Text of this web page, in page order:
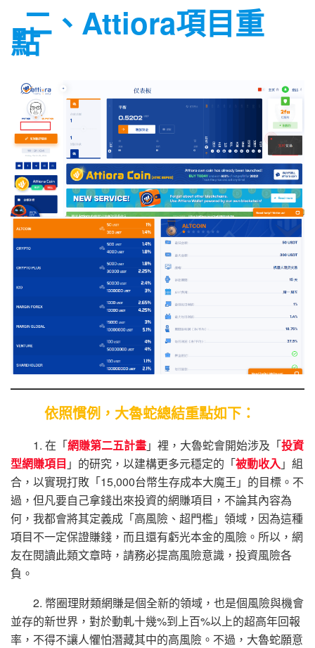
二、Attiora項目重
點
依照慣例，大魯蛇總結重點如下：
1. 在「網賺第二五計畫」裡，大魯蛇會開始涉及「投資
型網賺項目 」的研究，以建構更多元穩定的「被動收入」組
合，以實現打敗「15,000台幣生存成本大魔王」的目標。不
過，但凡要自己拿錢出來投資的網賺項目，不論其內容為
何，我都會將其定義成「高風險、超門檻」領域，因為這種
項目不一定保證賺錢，而且還有虧光本金的風險。所以，網
友在閱讀此類文章時，請務必提高風險意識，投資風險各
負。
2. 幣圈理財類網賺是個全新的領域，也是個風險與機會
並存的新世界，對於動軋十幾%到上百%以上的超高年回報
率，不得不讓人懼怕潛藏其中的高風險。不過，大魯蛇願意